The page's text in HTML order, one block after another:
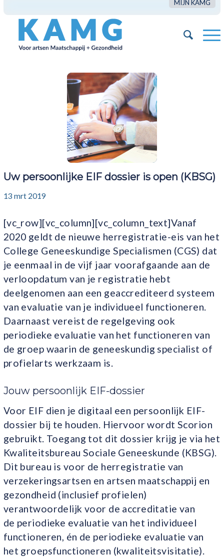
MIJN KAMG
Uw persoonlijke EIF dossier is open (KBSG)
13 mrt 2019
[vc_row][vc_column][vc_column_text]Vanaf
2020 geldt de nieuwe herregistratie-eis van het
College Geneeskundige Specialismen (CGS) dat
je eenmaal in de vijf jaar voorafgaande aan de
verloopdatum van je registratie hebt
deelgenomen aan een geaccrediteerd systeem
van evaluatie van je individueel functioneren.
Daarnaast vereist de regelgeving ook
periodieke evaluatie van het functioneren van
de groep waarin de geneeskundig specialist of
profielarts werkzaam is.
Jouw persoonlijk EIF-dossier
Voor EIF dien je digitaal een persoonlijk EIF-
dossier bij te houden. Hiervoor wordt Scorion
gebruikt. Toegang tot dit dossier krijg je via het
Kwaliteitsbureau Sociale Geneeskunde (KBSG).
Dit bureau is voor de herregistratie van
verzekeringsartsen en artsen maatschappij en
gezondheid (inclusief profielen)
verantwoordelijk voor de accreditatie van
de periodieke evaluatie van het individueel
functioneren, én de periodieke evaluatie van
het groepsfunctioneren (kwaliteitsvisitatie).